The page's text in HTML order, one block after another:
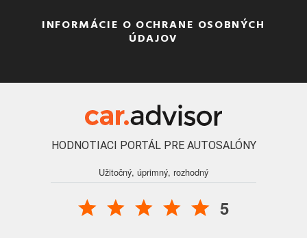
INFORMÁCIE O OCHRANE OSOBNÝCH
ÚDAJOV
HODNOTIACI PORTÁL PRE AUTOSALÓNY
Užitočný, úprimný, rozhodný
5